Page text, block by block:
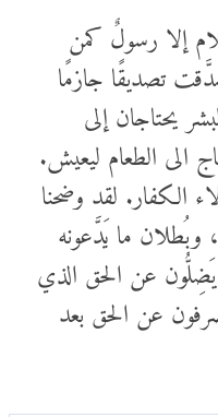
إلا رسولٌ كمن
تصديقًا جازمًا
يحتاجان إلى
الى الطعام ليعيش.
الكفار. لقد وضحنا
وبُطلان ما يَدَّعونه
عن الحق الذي
عن الحق بعد